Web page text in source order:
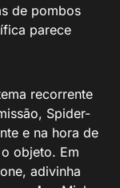
de pombos
parece
recorrente
Spider-
e na hora de
objeto. Em
adivinha